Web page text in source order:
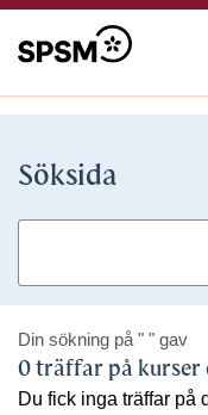
Söksida
Din sökning på " " gav
0 träffar på kurser
Du fick inga träffar på